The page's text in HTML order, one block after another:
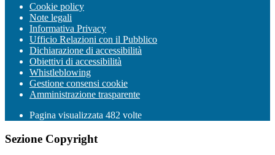
Cookie policy
Note legali
Informativa Privacy
Ufficio Relazioni con il Pubblico
Dichiarazione di accessibilità
Obiettivi di accessibilità
Whistleblowing
Gestione consensi cookie
Amministrazione trasparente
Pagina visualizzata 482 volte
Sezione Copyright